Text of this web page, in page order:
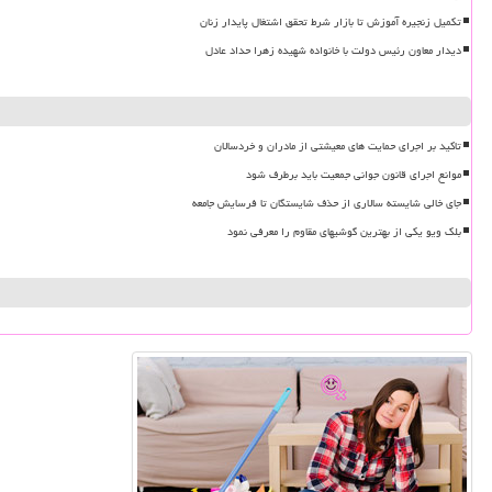
تکمیل زنجیره آموزش تا بازار شرط تحقق اشتغال پایدار زنان
دیدار معاون رئیس دولت با خانواده شهیده زهرا حداد عادل
تاکید بر اجرای حمایت های معیشتی از مادران و خردسالان
موانع اجرای قانون جوانی جمعیت باید برطرف شود
جای خالی شایسته سالاری از حذف شایستگان تا فرسایش جامعه
بلک ویو یکی از بهترین گوشیهای مقاوم را معرفی نمود